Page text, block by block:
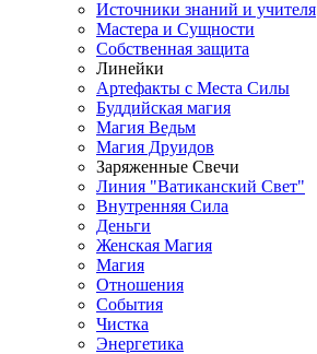
Источники знаний и учителя
Мастера и Сущности
Собственная защита
Линейки
Артефакты с Места Силы
Буддийская магия
Магия Ведьм
Магия Друидов
Заряженные Свечи
Линия "Ватиканский Свет"
Внутренняя Сила
Деньги
Женская Магия
Магия
Отношения
События
Чистка
Энергетика